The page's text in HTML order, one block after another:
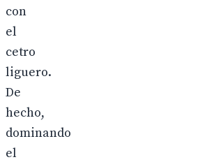
con
el
cetro
liguero.
De
hecho,
dominando
el